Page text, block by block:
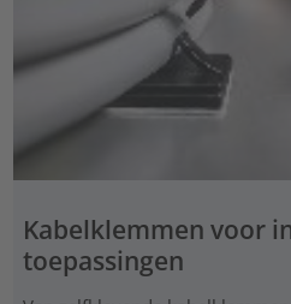
Kabelklemmen voor
toepassingen